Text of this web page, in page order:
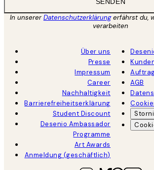
SENDEN
In unsererDatenschutzerklärungerfährst du,
verarbeiten
Über uns
Presse
Impressum
Career
Nachhaltigkeit
Barrierefreiheitserklärung
Student Discount
Desenio Ambassador
Programme
Art Awards
Anmeldung (geschäftlich)
AGB